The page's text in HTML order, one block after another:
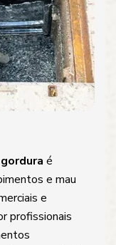
é
e mau
e
profissionais